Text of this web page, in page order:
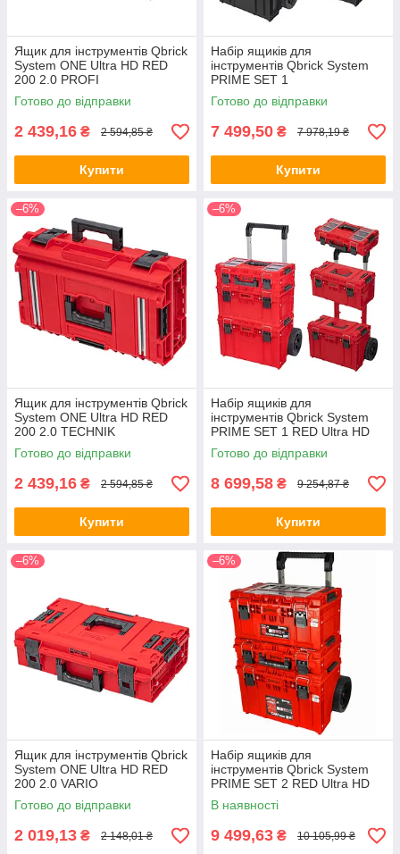
Ящик для інструментів Qbrick
System ONE Ultra HD RED
200 2.0 PROFI
(5901238256205) (mrk)
Готово до відправки
2 439,16 ₴ 2 594,85 ₴
Купити
Набір ящиків для
інструментів Qbrick System
PRIME SET 1
(5901238257998) (mrk)
Готово до відправки
7 499,50 ₴ 7 978,19 ₴
Купити
–6%
Ящик для інструментів Qbrick
System ONE Ultra HD RED
200 2.0 TECHNIK
(5901238256496) (mrk)
Готово до відправки
2 439,16 ₴ 2 594,85 ₴
Купити
–6%
Набір ящиків для
інструментів Qbrick System
PRIME SET 1 RED Ultra HD
(5901238257974) (mrk)
Готово до відправки
8 699,58 ₴ 9 254,87 ₴
Купити
–6%
Ящик для інструментів Qbrick
System ONE Ultra HD RED
200 2.0 VARIO
(5901238256663) (mrk)
Готово до відправки
2 019,13 ₴ 2 148,01 ₴
–6%
Набір ящиків для
інструментів Qbrick System
PRIME SET 2 RED Ultra HD
(5901238257981) (mrk)
В наявності
9 499,63 ₴ 10 105,99 ₴